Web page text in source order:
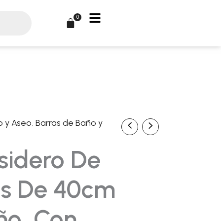
0
Carrito
y Aseo, Barras de Baño y
De
De 40cm